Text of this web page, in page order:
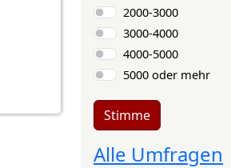
2000-3000
3000-4000
4000-5000
5000 oder mehr
Stimme
Alle Umfragen